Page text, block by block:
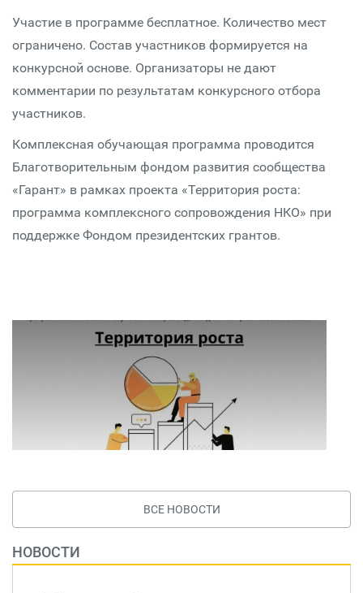
Участие в программе бесплатное. Количество мест
ограничено. Состав участников формируется на
конкурсной основе. Организаторы не дают
комментарии по результатам конкурсного отбора
участников.
Комплексная обучающая программа проводится
Благотворительным фондом развития сообщества
«Гарант» в рамках проекта «Территория роста:
программа комплексного сопровождения НКО» при
поддержке Фондом президентских грантов.
ВСЕ НОВОСТИ
НОВОСТИ